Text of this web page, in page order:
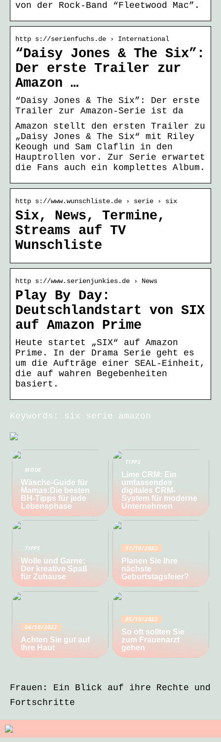
von der Rock-Band “Fleetwood Mac”.
http s://serienfuchs.de › International
“Daisy Jones & The Six”:
Der erste Trailer zur
Amazon …
“Daisy Jones & The Six”: Der erste
Trailer zur Amazon-Serie ist da
Amazon stellt den ersten Trailer zu
„Daisy Jones & The Six“ mit Riley
Keough und Sam Claflin in den
Hauptrollen vor. Zur Serie erwartet
die Fans auch ein komplettes Album.
http s://www.wunschliste.de › serie › six
Six, News, Termine,
Streams auf TV
Wunschliste
http s://www.serienjunkies.de › News
Play By Day:
Deutschlandstart von SIX
auf Amazon Prime
Heute startet „SIX“ auf Amazon
Prime. In der Drama Serie geht es
um die Aufträge einer SEAL-Einheit,
die auf wahren Begebenheiten
basiert.
Keywords: six serie amazon
MODE
Wäsche-Guide für
Mamas:Die besten
BH-Tipps für jede
Lebensphase
TIPPS
Lime CRM: Ein
umfassendes
digitales CRM-
System für moderne
Unternehmen
TIPPS
Wolle und Garne:
Der kreative Spaß
für Zuhause
11/10/2022
Planen Sie Ihre
nächste
Geburtstagsfeier?
06/10/2022
Achten Sie gut auf
Ihre Haut
05/10/2022
So oft sollten Sie
zum Frauenarzt
gehen
Frauen: Ein Blick auf ihre Rechte und
Fortschritte